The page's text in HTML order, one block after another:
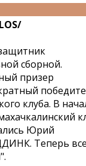
сборной.
призер
клуба. В
Юрий
Теперь